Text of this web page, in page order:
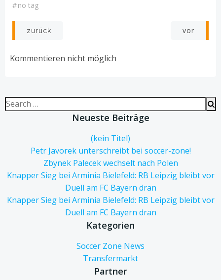
#no tag
Post
navigation
zurück
navigation
vor
Kommentieren nicht möglich
Search
for:
Neueste Beiträge
(kein Titel)
Petr Javorek unterschreibt bei soccer-zone!
Zbynek Palecek wechselt nach Polen
Knapper Sieg bei Arminia Bielefeld: RB Leipzig bleibt vor
Duell am FC Bayern dran
Knapper Sieg bei Arminia Bielefeld: RB Leipzig bleibt vor
Duell am FC Bayern dran
Kategorien
Soccer Zone News
Transfermarkt
Partner